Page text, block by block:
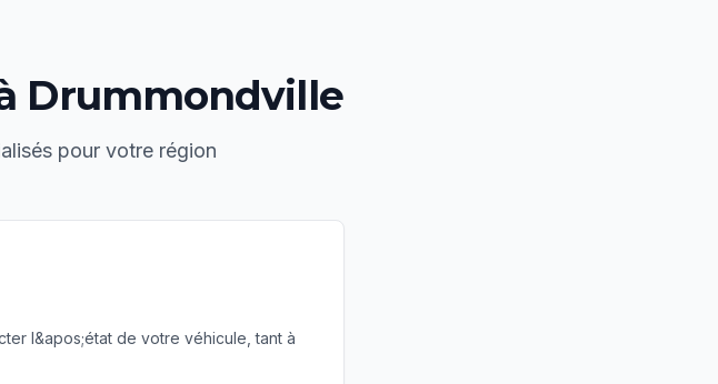
Drummondville
pour votre région
l&apos;état de votre véhicule, tant à